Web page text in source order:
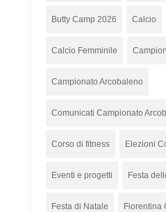
Butty Camp 2026 Calcio
Calcio Femminile
Campionato Arcobaleno
Comunicati Campionato
Corso di fitness Elezioni
Eventi e progetti Festa
Festa di Natale Fiorentina